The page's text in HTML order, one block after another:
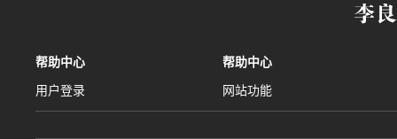
帮助中心
用户登录
帮助中心
网站功能